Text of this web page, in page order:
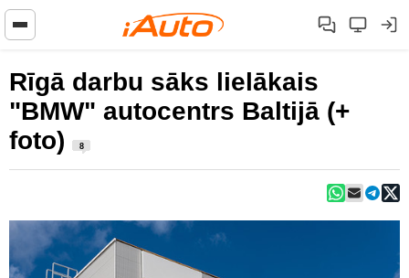
Rīgā darbu sāks lielākais
"BMW" autocentrs Baltijā (+
foto)
8